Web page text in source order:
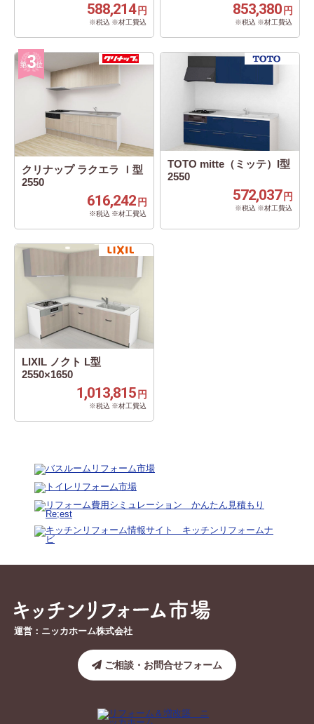
588,214 円
※税込 ※材工費込
853,380 円
※税込 ※材工費込
クリナップ ラクエラ Ｉ型
2550
616,242 円
※税込 ※材工費込
TOTO mitte（ミッテ）I型
2550
572,037 円
※税込 ※材工費込
LIXIL ノクト L型
2550×1650
1,013,815 円
※税込 ※材工費込
運営：ニッカホーム株式会社
ご相談・お問合せフォーム